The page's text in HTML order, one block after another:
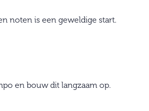
noten is een geweldige start.
en bouw dit langzaam op.